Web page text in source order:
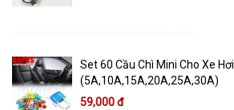
Set 60 Cầu Chì Mini Cho Xe
(5A,10A,15A,20A,25A,30A)
59,000 đ